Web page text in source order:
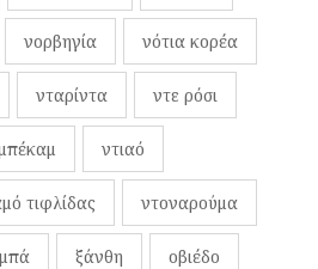
νορβηγία νότια κορέα
νταρίντα ντε ρόσι
ντιαό
τιφλίδας ντοναρούμα
ξάνθη οβιέδο